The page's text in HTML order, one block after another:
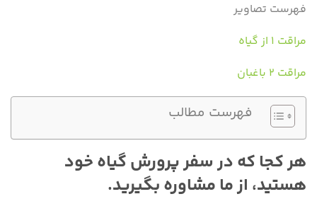
فهرست تصاویر
مراقت ۱ از گیاه
مراقت ۲ باغبان
فهرست مطالب
هر کجا که در سفر پرورش گیاه خود
هستید، از ما مشاوره بگیرید.